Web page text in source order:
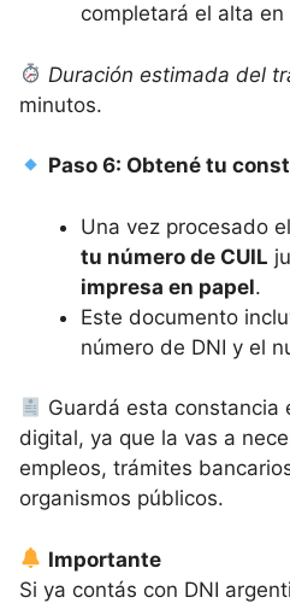
completará el alta en
Duración estimada del
minutos.
Paso 6: Obtené tu
Una vez procesado
tu número de CUIL
impresa en papel.
Este documento
número de DNI y el
Guardá esta constancia
digital, ya que la vas a
empleos, trámites
organismos públicos.
Importante
Si ya contás con DNI